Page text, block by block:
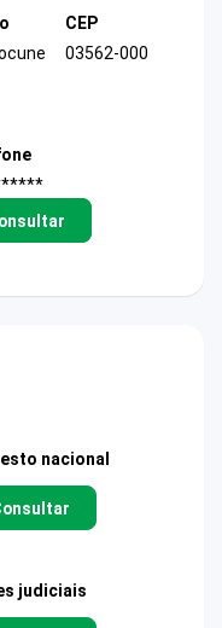
CEP
03562-000
nacional
judiciais